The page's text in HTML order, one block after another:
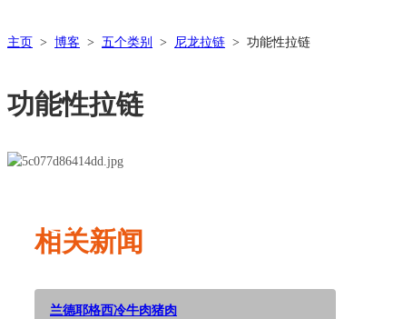
主页 > 博客 > 五个类别 > 尼龙拉链 > 功能性拉链
功能性拉链
相关新闻
兰德耶格西冷牛肉猪肉